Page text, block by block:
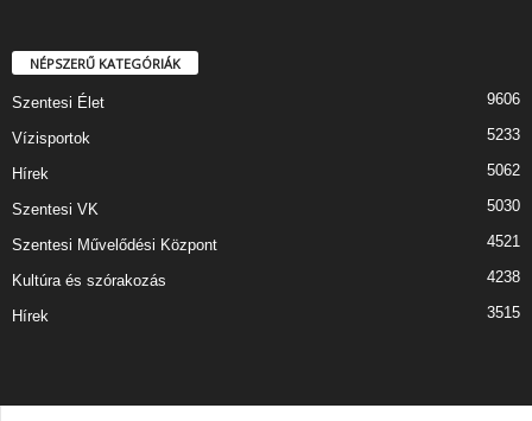
NÉPSZERŰ KATEGÓRIÁK
Szentesi Élet 9606
Vízisportok 5233
Hírek 5062
Szentesi VK 5030
Szentesi Művelődési Központ 4521
Kultúra és szórakozás 4238
Hírek 3515